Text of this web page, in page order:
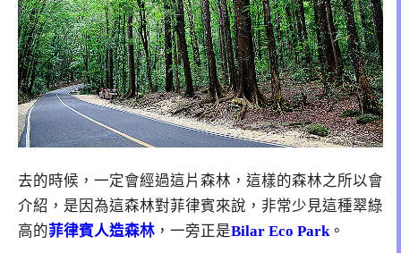
去的時候，一定會經過這片森林，這樣的森林之所以會
介紹，是因為這森林對菲律賓來說，非常少見這種翠綠
高的菲律賓人造森林 ，一旁正是Bilar Eco Park。